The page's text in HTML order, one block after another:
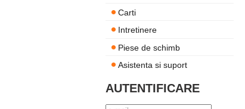
Carti
Intretinere
Piese de schimb
Asistenta si suport
AUTENTIFICARE